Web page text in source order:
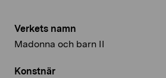
Verkets namn
Madonna och barn II
Konstnär